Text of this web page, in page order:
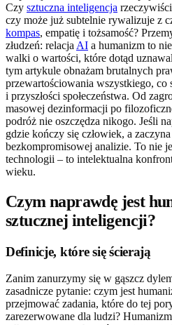
Czy sztuczna inteligencja
czy może już subtelnie rywalizuje z
kompas, empatię i tożsamość?
złudzeń: relacja AI a humanizm to
walki o wartości, które dotąd
tym artykule obnażam brutalnych
przewartościowania wszystkiego, co
i przyszłości społeczeństwa. Od
masowej dezinformacji po
podróż nie oszczędza nikogo. Jeśli
gdzie kończy się człowiek, a
bezkompromisowej analizie. To nie
technologii – to intelektualna
wieku.
Czym naprawdę jest
sztucznej inteligencji?
Definicje, które się ścierają
Zanim zanurzymy się w gąszcz
zasadnicze pytanie: czym jest
przejmować zadania, które do tej
zarezerwowane dla ludzi?